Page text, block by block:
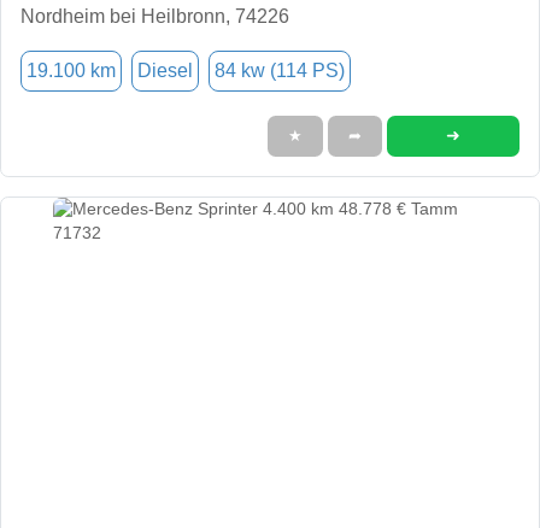
Nordheim bei Heilbronn, 74226
19.100 km Diesel 84 kw (114 PS)
★ ➦ ➜